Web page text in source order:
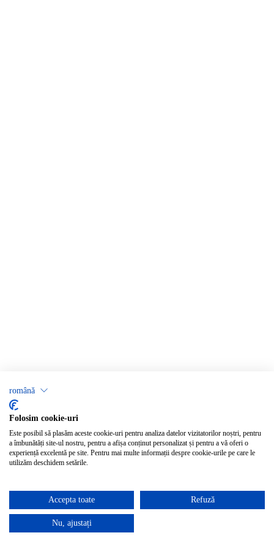
română
Folosim cookie-uri
Este posibil să plasăm aceste cookie-uri pentru analiza datelor vizitatorilor noștri, pentru
a îmbunătăți site-ul nostru, pentru a afișa conținut personalizat și pentru a vă oferi o
experiență excelentă pe site. Pentru mai multe informații despre cookie-urile pe care le
utilizăm deschidem setările.
Accepta toate Refuză
Nu, ajustați